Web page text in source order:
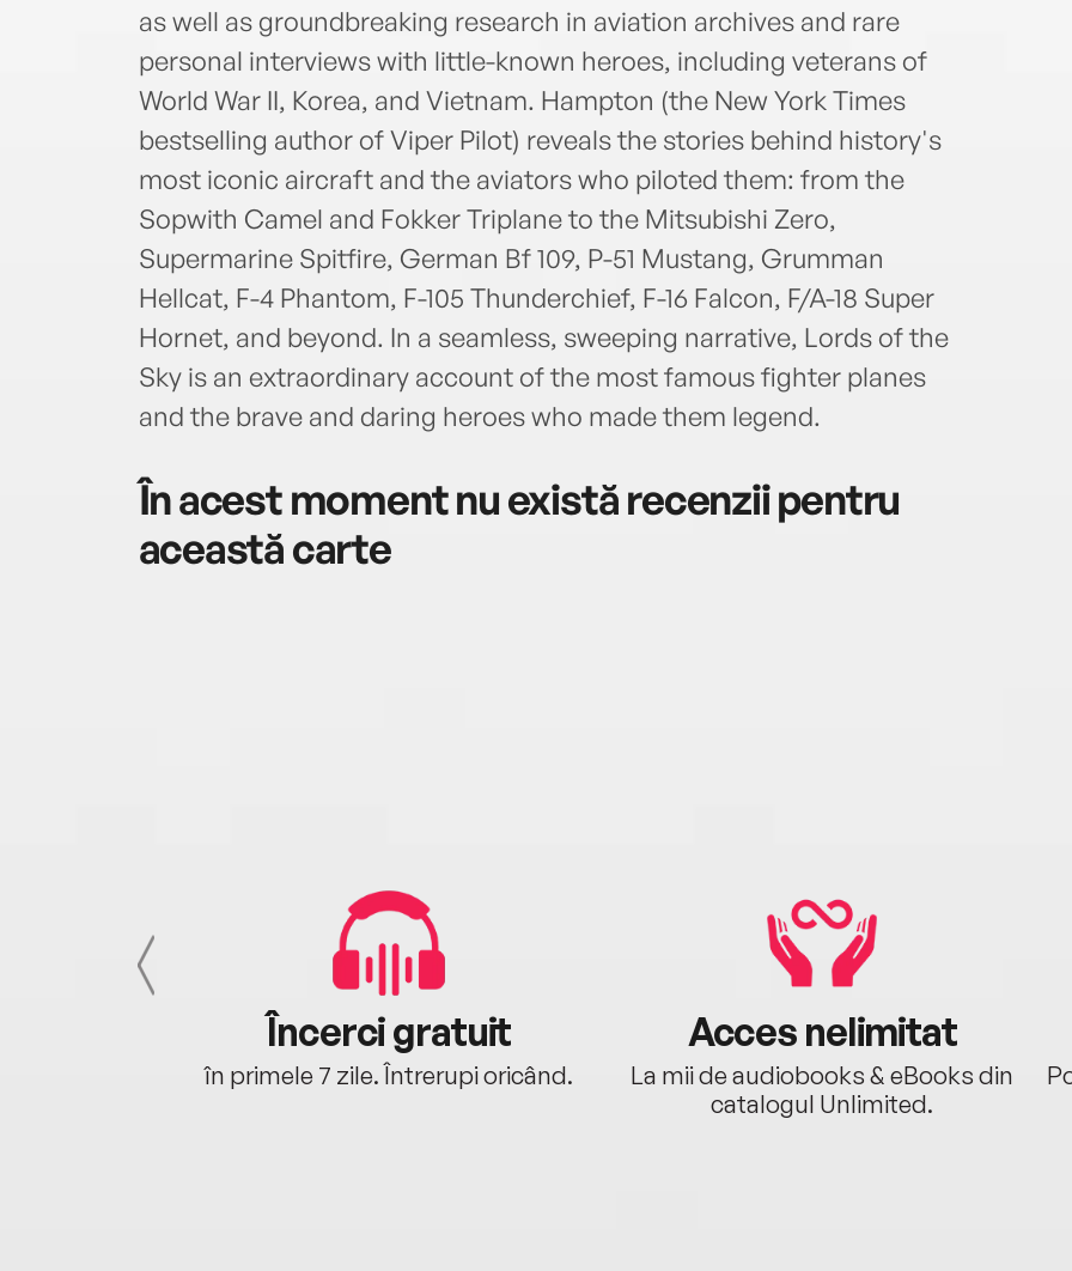
as well as groundbreaking research in aviation archives and rare
personal interviews with little-known heroes, including veterans of
World War II, Korea, and Vietnam. Hampton (the New York Times
bestselling author of Viper Pilot) reveals the stories behind history's
most iconic aircraft and the aviators who piloted them: from the
Sopwith Camel and Fokker Triplane to the Mitsubishi Zero,
Supermarine Spitfire, German Bf 109, P-51 Mustang, Grumman
Hellcat, F-4 Phantom, F-105 Thunderchief, F-16 Falcon, F/A-18 Super
Hornet, and beyond. In a seamless, sweeping narrative, Lords of the
Sky is an extraordinary account of the most famous fighter planes
and the brave and daring heroes who made them legend.
În acest moment nu există recenzii pentru
această carte
Încerci gratuit
în primele 7 zile. Întrerupi oricând.
Acces nelimitat
La mii de audiobooks & eBooks din
catalogul Unlimited.